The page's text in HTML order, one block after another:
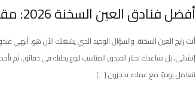
أفضل فنادق العين السخنة 2026: مقارنة كاملة بالأسعار
أنت رايح العين السخنة، والسؤال الوحيد الذي يشغلك الآن هو: أنهي
إنشائي، بل نساعدك تختار الفندق المناسب لنوع رحلتك في دقائق،
نتعامل يوميًا مع عملاء يحجزون […]